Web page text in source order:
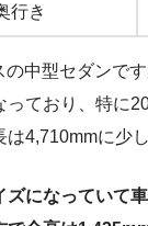
行き
の中型セダンで
っており、特に
4,710mmに少
ズになっていて